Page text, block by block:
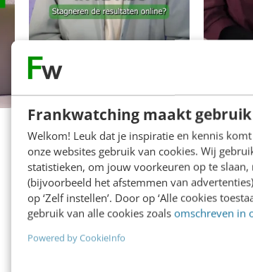
Frankwatching maakt
Welkom! Leuk dat je inspiratie en kennis
onze websites gebruik van cookies. Wij
statistieken, om jouw voorkeuren op te
(bijvoorbeeld het afstemmen van
op ‘Zelf instellen’. Door op ‘Alle cookies
gebruik van alle cookies zoals omschreven in
Powered by CookieInfo
Adverteren op Instagram &
Facebook (Meta)